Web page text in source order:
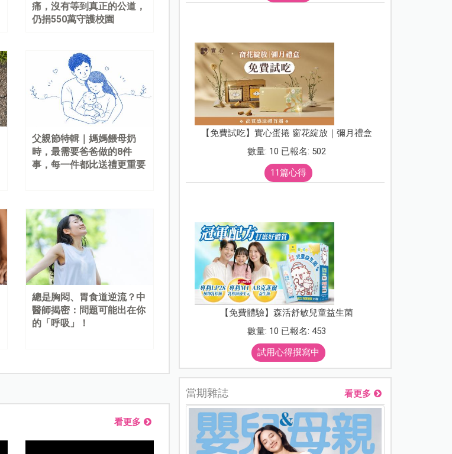
痛，沒有等到真正的公道，
仍捐550萬守護校園
父親節特輯｜媽媽餵母奶
時，最需要爸爸做的8件
事，每一件都比送禮更重要
總是胸悶、胃食道逆流？中
醫師揭密：問題可能出在你
的「呼吸」！
看更多
【免費試吃】實心蛋捲 窗花綻放｜彌月禮盒
數量: 10 已報名: 502
11篇心得
【免費體驗】森活舒敏兒童益生菌
數量: 10 已報名: 453
試用心得撰寫中
當期雜誌 看更多